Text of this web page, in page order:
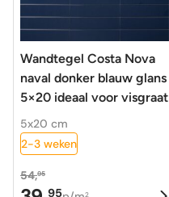
Wandtegel Costa Nova
naval donker blauw glans
5×20 ideaal voor visgraat
5x20 cm
2-3 weken
54,95
95 2